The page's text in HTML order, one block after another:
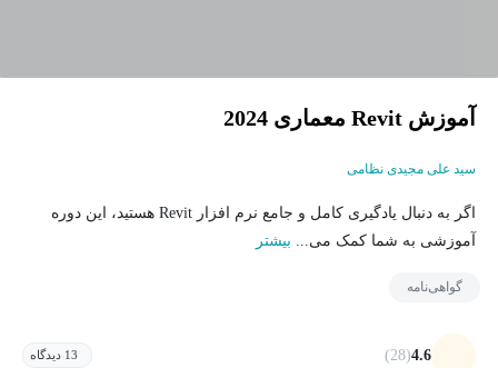
آموزش Revit معماری 2024
سید علی مجیدی نظامی
اگر به دنبال یادگیری کامل و جامع نرم افزار Revit هستید، این دوره
آموزشی به شما کمک می... بیشتر
گواهی‌نامه
4.6
(28) 13 دیدگاه